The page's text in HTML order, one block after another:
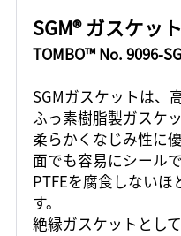
SGM® ガスケット
TOMBO™ No. 9096-
SGMガスケットは、
ふっ素樹脂製ガスケッ
柔らかくなじみ性に
面でも容易にシールで
PTFEを腐食しないほ
す。
絶縁ガスケットとし